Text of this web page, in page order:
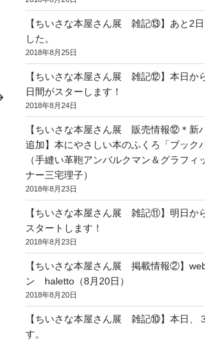
【ちいさな本屋さん展 雑記⑬】あと2日
した。
2018年8月25日
【ちいさな本屋さん展 雑記⑫】本日か
日間がスターします！
2018年8月24日
【ちいさな本屋さん展 販売情報⑫＊新
追加】本にやさしい本のふくろ「ブック
（手縫い革鞄アンバルクマン＆グラフィ
ナー三宅理子）
2018年8月23日
【ちいさな本屋さん展 雑記⑪】明日か
スタートします！
2018年8月23日
【ちいさな本屋さん展 掲載情報②】
ン haletto（8月20日）
2018年8月20日
【ちいさな本屋さん展 雑記⑩】本日、
す。